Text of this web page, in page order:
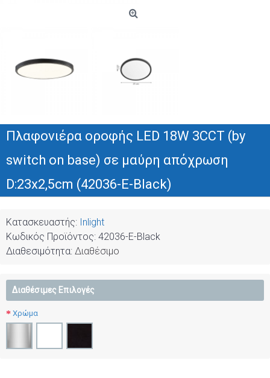
Πλαφονιέρα οροφής LED 18W 3CCT (by
switch on base) σε μαύρη απόχρωση
D:23x2,5cm (42036-E-Black)
Κατασκευαστής: Inlight
Κωδικός Προϊόντος: 42036-E-Black
Διαθεσιμότητα: Διαθέσιμο
Διαθέσιμες Επιλογές
Χρώμα